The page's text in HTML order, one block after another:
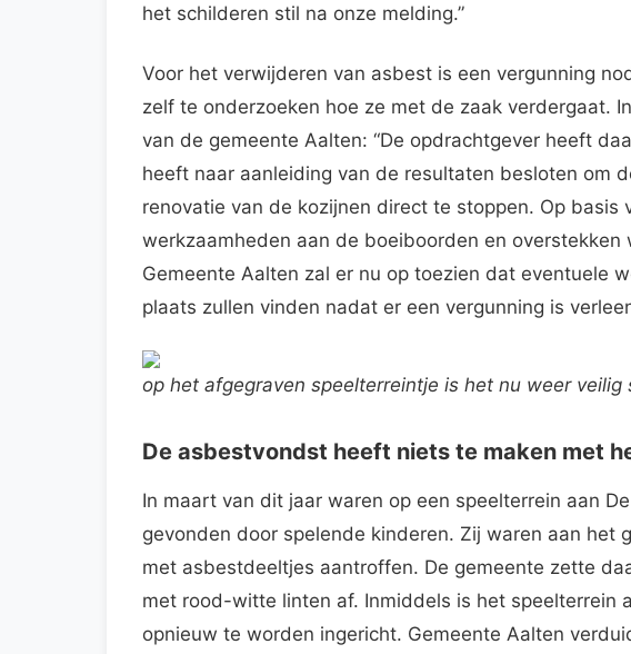
het schilderen stil na onze melding.”
Voor het verwijderen van asbest is een vergunning
zelf te onderzoeken hoe ze met de zaak verdergaat.
van de gemeente Aalten: “De opdrachtgever heeft
heeft naar aanleiding van de resultaten besloten om
renovatie van de kozijnen direct te stoppen. Op
werkzaamheden aan de boeiboorden en overstekken
Gemeente Aalten zal er nu op toezien dat eventuele
plaats zullen vinden nadat er een vergunning is
op het afgegraven speelterreintje is het nu weer veilig
De asbestvondst heeft niets te maken met
In maart van dit jaar waren op een speelterrein aan
gevonden door spelende kinderen. Zij waren aan het
met asbestdeeltjes aantroffen. De gemeente zette
met rood-witte linten af. Inmiddels is het speelterrein
opnieuw te worden ingericht. Gemeente Aalten